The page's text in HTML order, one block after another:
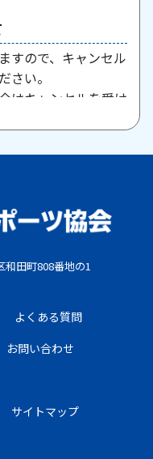
すので、キャンセル
さい。
はキャンセルを受け
料・受講料は返金い
にケガ・病気等によ
場合は、担当者まで
日以内にお申し込
ア店頭にてお支払
窓口、教室受付等)
和田町808番地の1
よくある質問
お問い合わせ
サイトマップ